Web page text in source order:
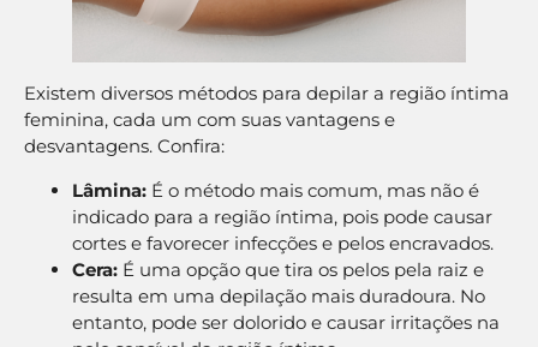
Existem diversos métodos para depilar a região íntima
feminina, cada um com suas vantagens e
desvantagens. Confira:
Lâmina: É o método mais comum, mas não é
indicado para a região íntima, pois pode causar
cortes e favorecer infecções e pelos encravados.
Cera: É uma opção que tira os pelos pela raiz e
resulta em uma depilação mais duradoura. No
entanto, pode ser dolorido e causar irritações na